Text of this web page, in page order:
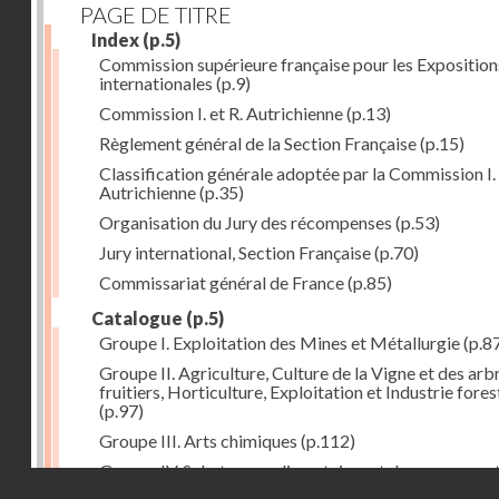
PAGE DE TITRE
Index (p.5)
Commission supérieure française pour les
internationales (p.9)
Commission I. et R. Autrichienne(p.13)
Règlement général de la Section Française(p.15)
Classification générale adoptée par la Commission I.
Autrichienne(p.35)
Organisation du Jury des récompenses (p.53)
Jury international, Section Française(p.70)
Commissariat général de France(p.85)
Catalogue (p.5)
Groupe I. Exploitation des Mines et Métallurgie
Groupe II. Agriculture, Culture de la Vigne et des
fruitiers, Horticulture, Exploitation et Industrie
(p.97)
Groupe III. Arts chimiques (p.112)
Groupe IV. Substances alimentaires et de